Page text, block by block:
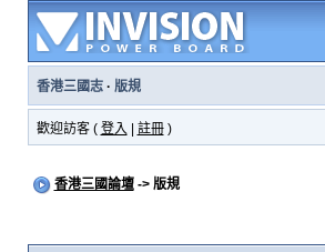
香港三國志· 版規
歡迎訪客 ( 登入 註冊)
香港三國論壇-> 版規